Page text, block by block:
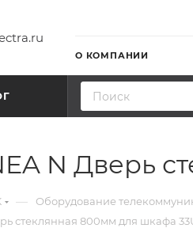
О КОМПАНИИ
N Дверь
— Оборудование
стеклянная 800мм для шкафа